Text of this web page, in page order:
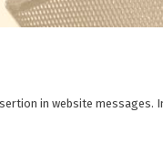
in website messages.